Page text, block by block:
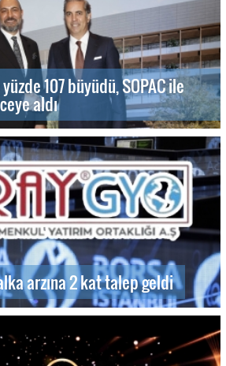
107 büyüdü, SOPAC ile
aldı
arzına 2 kat talep geldi